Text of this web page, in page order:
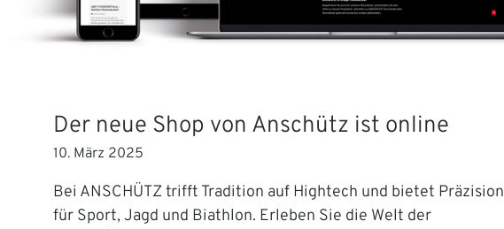
Der neue Shop von Anschütz ist online
10. März 2025
Bei ANSCHÜTZ trifft Tradition auf Hightech und bietet Präzision
für Sport, Jagd und Biathlon. Erleben Sie die Welt der